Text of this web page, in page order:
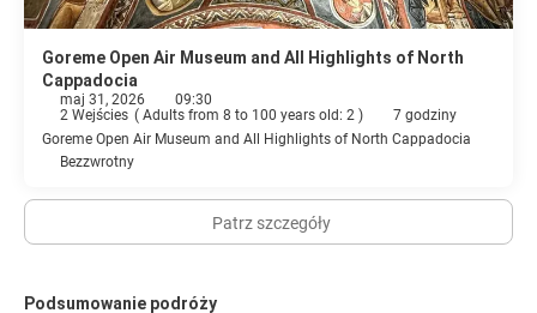
Goreme Open Air Museum and All Highlights of North
Cappadocia
maj 31, 2026
09:30
2 Wejścies ( Adults from 8 to 100 years old: 2 )
7 godziny
Goreme Open Air Museum and All Highlights of North Cappadocia
Bezzwrotny
Patrz szczegóły
Podsumowanie podróży